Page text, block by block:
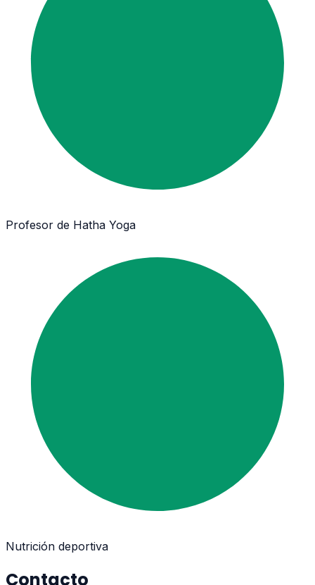
Profesor de Hatha Yoga
Nutrición deportiva
Contacto